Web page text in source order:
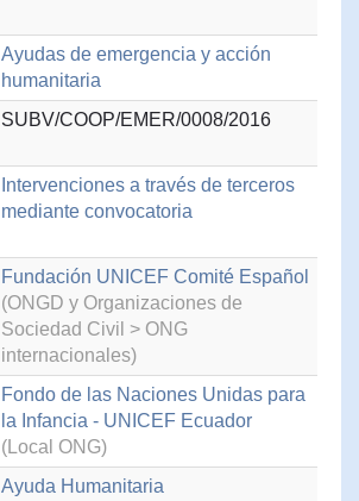
Ayudas de emergencia y acción
humanitaria
SUBV/COOP/EMER/0008/2016
Intervenciones a través de terceros
mediante convocatoria
Fundación UNICEF Comité Español
(ONGD y Organizaciones de
Sociedad Civil > ONG
internacionales)
Fondo de las Naciones Unidas para
la Infancia - UNICEF Ecuador
(Local ONG)
Ayuda Humanitaria